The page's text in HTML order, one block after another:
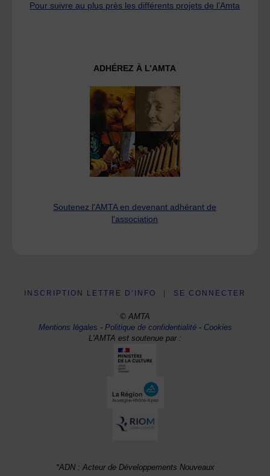
Pour suivre au plus près les différents projets de l’Amta
ADHÉREZ À L’AMTA
Soutenez l'AMTA en devenant adhérant de
l'association
INSCRIPTION LETTRE D’INFO SE CONNECTER
© AMTA
Mentions légales -Politique de confidentialité- Cookies
L'AMTA est soutenue par :
*ADN : Acteur de Développements Nouveaux